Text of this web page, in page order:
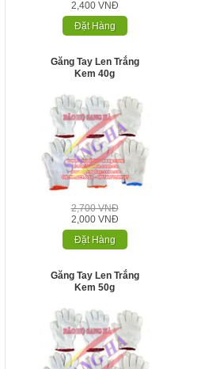
2,400 VNĐ
Đặt Hàng
Găng Tay Len Trắng
Kem 40g
2,700 VNĐ
2,000 VNĐ
Đặt Hàng
Găng Tay Len Trắng
Kem 50g